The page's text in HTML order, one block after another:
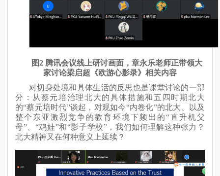
图2 腾讯会议线上研讨画面，章永乐老师正带领大
家讨论梁启超《欧游心影录》相关内容
对切身处境和具体生活的反思也是课堂讨论的一部
分：从蔡元培治理北大的具体措施和五四时期北大
的“蔡元培时代”谈起，对观如今“内卷化”的北大、以及
整个东亚激烈竞争的教育环境下频出的“直升机父
母”、“鸡娃”和“影子学校”，我们如何理解这种张力？
北大精神又在何种意义上延续？